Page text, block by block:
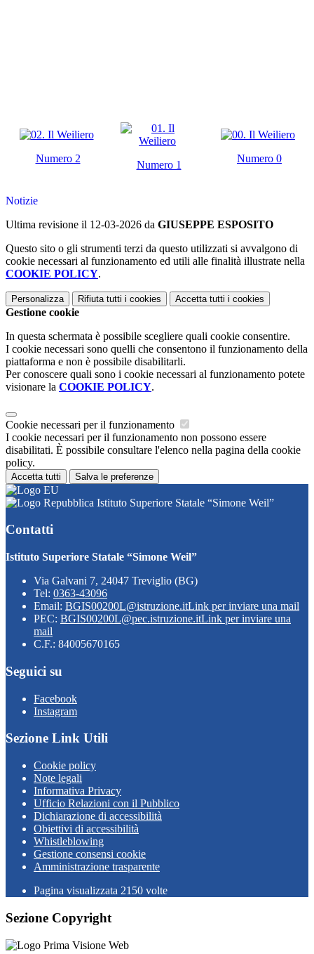
Numero 2
Numero 1
Numero 0
Notizie
Ultima revisione il 12-03-2026 da GIUSEPPE ESPOSITO
Questo sito o gli strumenti terzi da questo utilizzati si avvalgono di
cookie necessari al funzionamento ed utili alle finalità illustrate nella
COOKIE POLICY.
Personalizza Rifiuta tutti i cookies Accetta tutti i cookies
Gestione cookie
In questa schermata è possibile scegliere quali cookie consentire.
I cookie necessari sono quelli che consentono il funzionamento della
piattaforma e non è possibile disabilitarli.
Per conoscere quali sono i cookie necessari al funzionamento potete
visionare la COOKIE POLICY.
Cookie necessari per il funzionamento
I cookie necessari per il funzionamento non possono essere
disabilitati. È possibile consultare l'elenco nella pagina della cookie
policy.
Accetta tutti Salva le preferenze
Istituto Superiore Statale “Simone Weil”
Contatti
Istituto Superiore Statale “Simone Weil”
Via Galvani 7, 24047 Treviglio (BG)
Tel: 0363-43096
Email: BGIS00200L@istruzione.itLink per inviare una mail
PEC: BGIS00200L@pec.istruzione.itLink per inviare una
mail
C.F.: 84005670165
Seguici su
Facebook
Instagram
Sezione Link Utili
Cookie policy
Note legali
Informativa Privacy
Ufficio Relazioni con il Pubblico
Dichiarazione di accessibilità
Obiettivi di accessibilità
Whistleblowing
Gestione consensi cookie
Amministrazione trasparente
Pagina visualizzata 2150 volte
Sezione Copyright